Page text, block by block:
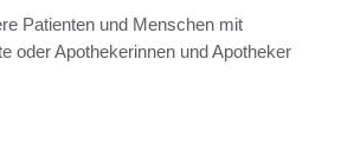
Patienten und Menschen mit
oder Apothekerinnen und Apotheker